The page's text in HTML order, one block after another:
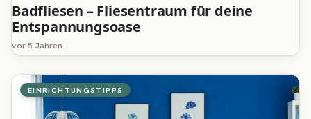
Badfliesen – Fliesentraum für deine
Entspannungsoase
vor 5 Jahren
EINRICHTUNGSTIPPS